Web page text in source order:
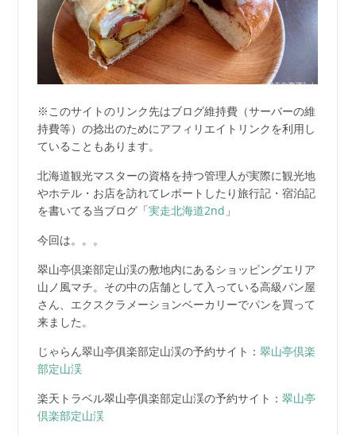
※このサイトのリンク先はブログ維持費（サーバーの維
持費等）の捻出のためにアフィリエイトリンクを利用し
ていることもあります。
北海道観光マスターの資格を持つ管理人が実際に観光地
やホテル・お店を訪れてレポートしたり旅行記・宿泊記
を書いてる当ブログ「実走北海道2nd 」
今回は。。。
翠山亭倶楽部定山渓の敷地内にあるショッピングエリア
山ノ風マチ。その中の店舗として入っている高級パン屋
さん、エクスクラメーションベーカリーでパンを買って
来ました。
じゃらん翠山亭俱楽部定山渓の予約サイト： 翠山亭倶楽
部定山渓
楽天トラベル翠山亭俱楽部定山渓の予約サイト： 翠山亭
倶楽部定山渓